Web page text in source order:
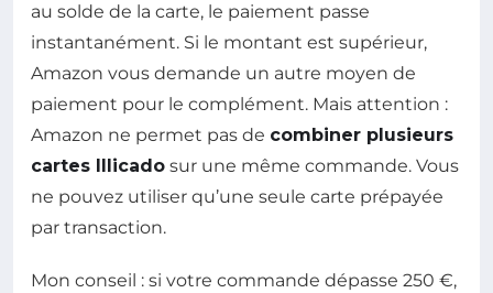
au solde de la carte, le paiement passe
instantanément. Si le montant est supérieur,
Amazon vous demande un autre moyen de
paiement pour le complément. Mais attention :
Amazon ne permet pas de combiner plusieurs
cartes Illicado sur une même commande. Vous
ne pouvez utiliser qu’une seule carte prépayée
par transaction.
Mon conseil : si votre commande dépasse 250 €,